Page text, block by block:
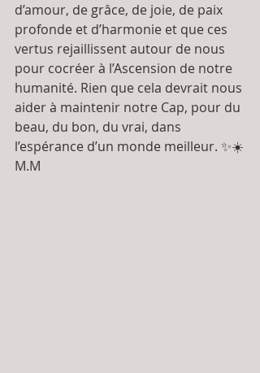
d’amour, de grâce, de joie, de paix
profonde et d’harmonie et que ces
vertus rejaillissent autour de nous
pour cocréer à l’Ascension de notre
humanité. Rien que cela devrait nous
aider à maintenir notre Cap, pour du
beau, du bon, du vrai, dans
l’espérance d’un monde meilleur. ✨☀️
M.M